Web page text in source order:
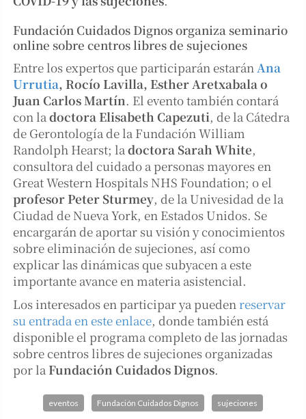
Fundación Cuidados Dignos organiza seminario
online sobre centros libres de sujeciones
Entre los expertos que participarán estaránAna
Urrutia, Rocío Lavilla, Esther Aretxabala o
Juan Carlos Martín. El evento también contará
con ladoctora Elisabeth Capezuti, de la Cátedra
de Gerontología de la Fundación William
Randolph Hearst; ladoctora Sarah White,
consultora del cuidado a personas mayores en
Great Western Hospitals NHS Foundation; o el
profesor Peter Sturmey, de la Univesidad de la
Ciudad de Nueva York, en Estados Unidos. Se
encargarán de aportar su visión y conocimientos
sobre eliminación de sujeciones, así como
explicar las dinámicas que subyacen a este
importante avance en materia asistencial.
Los interesados en participar ya puedenreservar
su entrada en este enlace, donde también está
disponible el programa completo de las jornadas
sobre centros libres de sujeciones organizadas
por la Fundación Cuidados Dignos.
eventos Fundación Cuidados Dignos sujeciones